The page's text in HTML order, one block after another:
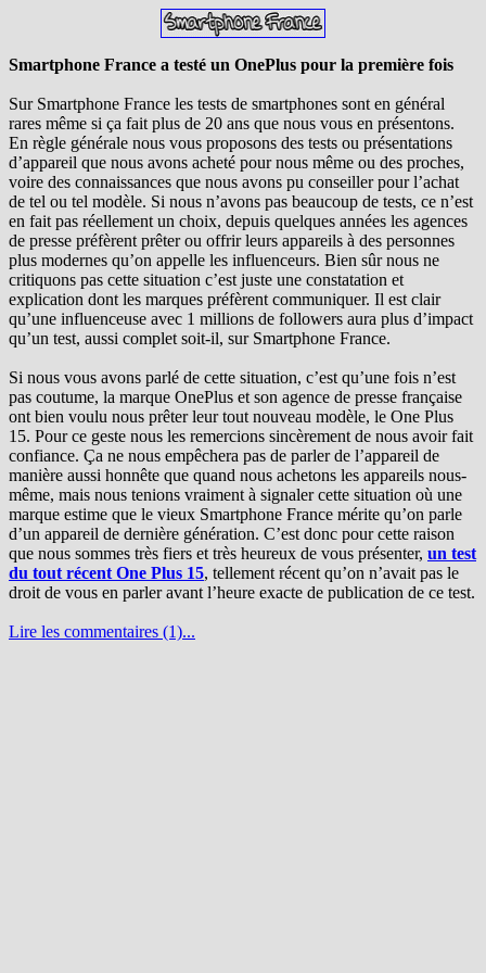
Smartphone France a testé un OnePlus pour la première fois
Sur Smartphone France les tests de smartphones sont en général
rares même si ça fait plus de 20 ans que nous vous en présentons.
En règle générale nous vous proposons des tests ou présentations
d’appareil que nous avons acheté pour nous même ou des proches,
voire des connaissances que nous avons pu conseiller pour l’achat
de tel ou tel modèle. Si nous n’avons pas beaucoup de tests, ce n’est
en fait pas réellement un choix, depuis quelques années les agences
de presse préfèrent prêter ou offrir leurs appareils à des personnes
plus modernes qu’on appelle les influenceurs. Bien sûr nous ne
critiquons pas cette situation c’est juste une constatation et
explication dont les marques préfèrent communiquer. Il est clair
qu’une influenceuse avec 1 millions de followers aura plus d’impact
qu’un test, aussi complet soit-il, sur Smartphone France.
Si nous vous avons parlé de cette situation, c’est qu’une fois n’est
pas coutume, la marque OnePlus et son agence de presse française
ont bien voulu nous prêter leur tout nouveau modèle, le One Plus
15. Pour ce geste nous les remercions sincèrement de nous avoir fait
confiance. Ça ne nous empêchera pas de parler de l’appareil de
manière aussi honnête que quand nous achetons les appareils nous-
même, mais nous tenions vraiment à signaler cette situation où une
marque estime que le vieux Smartphone France mérite qu’on parle
d’un appareil de dernière génération. C’est donc pour cette raison
que nous sommes très fiers et très heureux de vous présenter, un test
du tout récent One Plus 15, tellement récent qu’on n’avait pas le
droit de vous en parler avant l’heure exacte de publication de ce test.
Lire les commentaires (1)...